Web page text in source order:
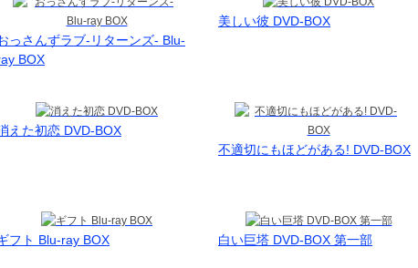
っさんずラブ-リターンズ- Blu-
BOX
美しい彼 DVD-BOX
えた初恋 DVD-BOX
不適切にもほどがある! DVD-BOX
フト Blu-ray BOX 白い巨塔 DVD-BOX 第一部